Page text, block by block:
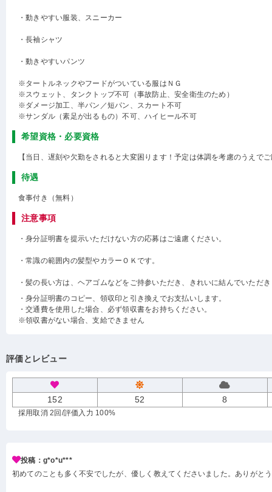
・動きやすい服装、スニーカー
・長袖シャツ
・動きやすいパンツ
※タートルネックやフードがついている服はＮＧ
※スウェット、タンクトップ不可（事故防止、安全衛生のため）
※ダメージ加工、半パン／短パン、スカート不可
※サンダル（素足が出るもの）不可、ハイヒール不可
希望資格・必要資格
【当日、遅刻や欠勤をされると大変困ります！予定は体調を考慮のうえで
待遇
食事付き（無料）
注意事項
・身分証明書を提示いただけない方の応募はご遠慮ください。
・常識の範囲内の髪型やカラーＯＫです。
・髪の長い方は、ヘアゴムなどをご持参いただき、きれいに結んでいただ
・身分証明書のコピー、領収印と引き換えでお支払いします。
・交通費を使用した場合、必ず領収書をお持ちください。
※領収書がない場合、支給できません
評価とレビュー
152 52 8
採用取消 2回 /評価入力 100%
投稿：g*o*u***
初めてのことも多く不安でしたが、優しく教えてくださいました。ありがと